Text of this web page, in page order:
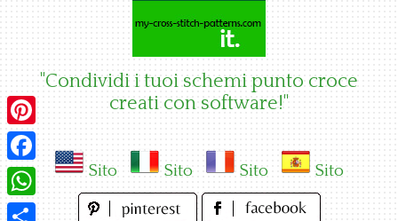
"Condividi i tuoi schemi punto croce
creati con software!"
Sito Sito Sito Sito
Pinterest
Facebook
WhatsApp